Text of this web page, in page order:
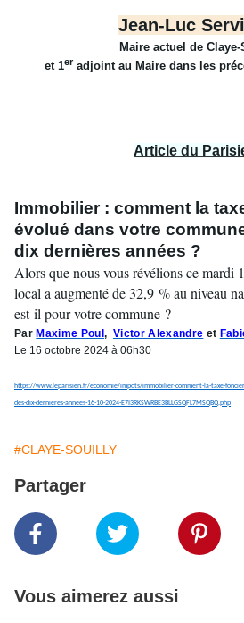
Jean-Luc
Maire actuel de
et 1er adjoint au Maire dans les
Article du
Immobilier : comment la
évolué dans votre
dix dernières années ?
Alors que nous vous révélions ce mardi
local a augmenté de 32,9 % au niveau
est-il pour votre commune ?
Par Maxime Poul,Victor Alexandre et
Le 16 octobre 2024 à 06h30
https://www.leparisien.fr/economie/impots/immobilier-comment-la-taxe-
des-dix-dernieres-annees-16-10-2024-E7I3RKSWRBE3BLLGSQFL7MSQBQ.php
#CLAYE-SOUILLY
Partager
Vous aimerez aussi